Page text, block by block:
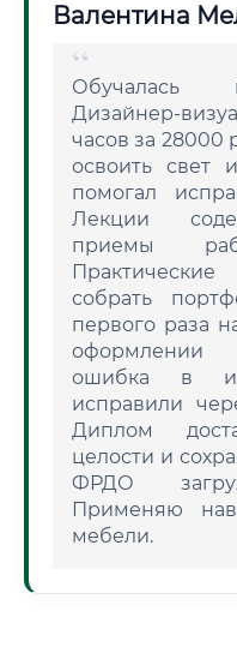
Валентина
Обучалась
Дизайнер-
часов за 28000
освоить свет
помогал
Лекции
приемы
собрать
первого раза
оформлении
ошибка в
исправили
Диплом
целости и
ФРДО
Применяю
мебели.